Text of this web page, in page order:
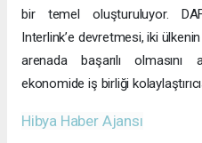
bir temel oluşturuluyor.
Interlink’e devretmesi, iki
arenada başarılı olmasını
ekonomide iş birliği
Hibya Haber Ajansı